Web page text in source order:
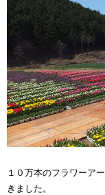
１０万本のフラワー
きました。